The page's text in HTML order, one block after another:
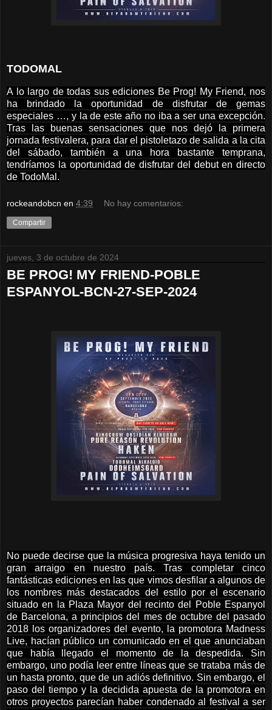
TODOMAL
A lo largo de todas sus ediciones Be Prog! My Friend, nos
ha brindado la oportunidad de disfrutar de gemas
especiales …, y la de este año no iba a ser una excepción.
Tras las buenas sensaciones que nos dejó la primera
jornada festivalera, para dar el pistoletazo de salida a la cita
del sábado, también a una hora bastante temprana,
tendríamos la oportunidad de disfrutar del debut en directo
de TodoMal.
rockeandobcn en 4:39 No hay comentarios:
Compartir
jueves, 3 de octubre de 2024
BE PROG! MY FRIEND-POBLE
ESPANYOL-BCN-27-SEP-2024
No puede decirse que la música progresiva haya tenido un
gran arraigo en nuestro país. Tras completar cinco
fantásticas ediciones en las que vimos desfilar a algunos de
los nombres más destacados del estilo por el escenario
situado en la Plaza Mayor del recinto del Poble Espanyol
de Barcelona, a principios del mes de octubre del pasado
2018 los organizadores del evento, la promotora Madness
Live, hacían público un comunicado en el que anunciaban
que había llegado el momento de la despedida. Sin
embargo, uno podía leer entre líneas que se trataba más de
un hasta pronto, que de un adiós definitivo. Sin embargo, el
paso del tiempo y la decidida apuesta de la promotora en
otros proyectos parecían haber condenado al festival a ser